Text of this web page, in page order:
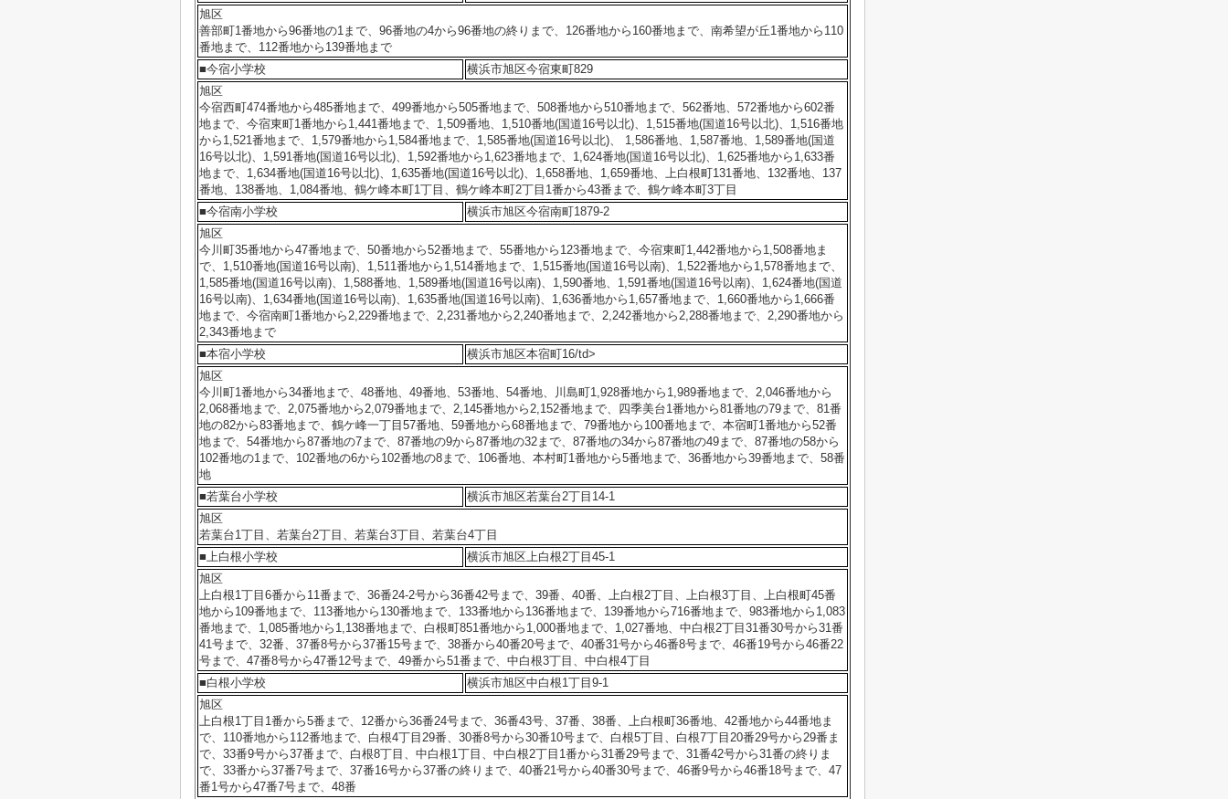
旭区
善部町1番地から96番地の1まで、96番地の4から96番地の終りまで、126番地から160番地まで、南希望が丘1番地から110
番地まで、112番地から139番地まで
■今宿小学校
横浜市旭区今宿東町829
旭区
今宿西町474番地から485番地まで、499番地から505番地まで、508番地から510番地まで、562番地、572番地から602番
地まで、今宿東町1番地から1,441番地まで、1,509番地、1,510番地(国道16号以北)、1,515番地(国道16号以北)、1,516番地
から1,521番地まで、1,579番地から1,584番地まで、1,585番地(国道16号以北)、 1,586番地、1,587番地、1,589番地(国道
16号以北)、1,591番地(国道16号以北)、1,592番地から1,623番地まで、1,624番地(国道16号以北)、1,625番地から1,633番
地まで、1,634番地(国道16号以北)、1,635番地(国道16号以北)、1,658番地、1,659番地、上白根町131番地、132番地、137
番地、138番地、1,084番地、鶴ケ峰本町1丁目、鶴ケ峰本町2丁目1番から43番まで、鶴ケ峰本町3丁目
■今宿南小学校
横浜市旭区今宿南町1879-2
旭区
今川町35番地から47番地まで、50番地から52番地まで、55番地から123番地まで、今宿東町1,442番地から1,508番地ま
で、1,510番地(国道16号以南)、1,511番地から1,514番地まで、1,515番地(国道16号以南)、1,522番地から1,578番地まで、
1,585番地(国道16号以南)、1,588番地、1,589番地(国道16号以南)、1,590番地、1,591番地(国道16号以南)、1,624番地(国道
16号以南)、1,634番地(国道16号以南)、1,635番地(国道16号以南)、1,636番地から1,657番地まで、1,660番地から1,666番
地まで、今宿南町1番地から2,229番地まで、2,231番地から2,240番地まで、2,242番地から2,288番地まで、2,290番地から
2,343番地まで
■本宿小学校
横浜市旭区本宿町16/td>
旭区
今川町1番地から34番地まで、48番地、49番地、53番地、54番地、川島町1,928番地から1,989番地まで、2,046番地から
2,068番地まで、2,075番地から2,079番地まで、2,145番地から2,152番地まで、四季美台1番地から81番地の79まで、81番
地の82から83番地まで、鶴ケ峰一丁目57番地、59番地から68番地まで、79番地から100番地まで、本宿町1番地から52番
地まで、54番地から87番地の7まで、87番地の9から87番地の32まで、87番地の34から87番地の49まで、87番地の58から
102番地の1まで、102番地の6から102番地の8まで、106番地、本村町1番地から5番地まで、36番地から39番地まで、58番
地
■若葉台小学校
横浜市旭区若葉台2丁目14-1
旭区
若葉台1丁目、若葉台2丁目、若葉台3丁目、若葉台4丁目
■上白根小学校
横浜市旭区上白根2丁目45-1
旭区
上白根1丁目6番から11番まで、36番24-2号から36番42号まで、39番、40番、上白根2丁目、上白根3丁目、上白根町45番
地から109番地まで、113番地から130番地まで、133番地から136番地まで、139番地から716番地まで、983番地から1,083
番地まで、1,085番地から1,138番地まで、白根町851番地から1,000番地まで、1,027番地、中白根2丁目31番30号から31番
41号まで、32番、37番8号から37番15号まで、38番から40番20号まで、40番31号から46番8号まで、46番19号から46番22
号まで、47番8号から47番12号まで、49番から51番まで、中白根3丁目、中白根4丁目
■白根小学校
横浜市旭区中白根1丁目9-1
旭区
上白根1丁目1番から5番まで、12番から36番24号まで、36番43号、37番、38番、上白根町36番地、42番地から44番地ま
で、110番地から112番地まで、白根4丁目29番、30番8号から30番10号まで、白根5丁目、白根7丁目20番29号から29番ま
で、33番9号から37番まで、白根8丁目、中白根1丁目、中白根2丁目1番から31番29号まで、31番42号から31番の終りま
で、33番から37番7号まで、37番16号から37番の終りまで、40番21号から40番30号まで、46番9号から46番18号まで、47
番1号から47番7号まで、48番